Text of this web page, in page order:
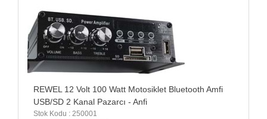
REWEL 12 Volt 100 Watt Motosiklet Bluetooth Amfi
USB/SD 2 Kanal Pazarcı - Anfi
Stok Kodu : 250001